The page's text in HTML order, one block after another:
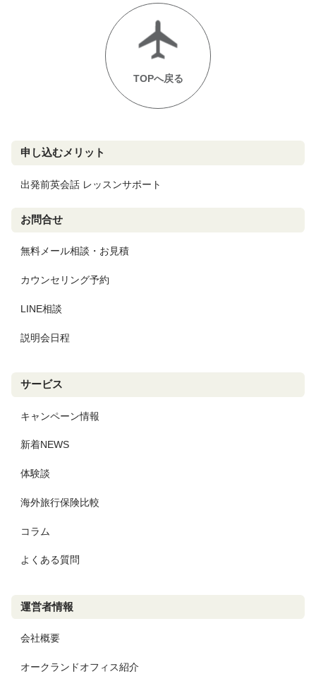
TOPへ戻る
申し込むメリット
出発前英会話 レッスンサポート
お問合せ
無料メール相談・お見積
カウンセリング予約
LINE相談
説明会日程
サービス
キャンペーン情報
新着NEWS
体験談
海外旅行保険比較
コラム
よくある質問
運営者情報
会社概要
オークランドオフィス紹介